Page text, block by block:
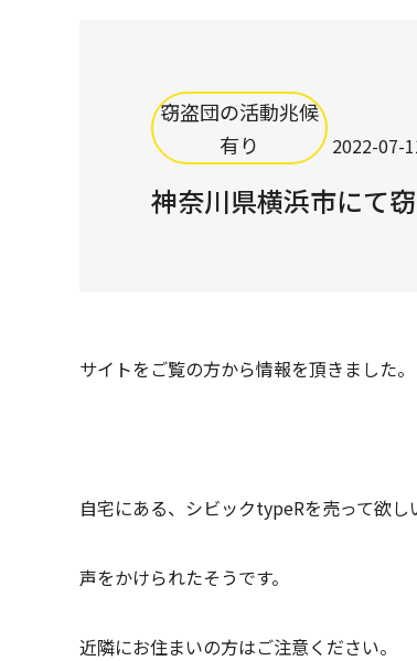
窃盗団の活動兆候
有り
2022-07-
神奈川県横浜市にて
サイトをご覧の方から情報を頂きました。
自宅にある、シビックtypeRを売って欲し
声をかけられたそうです。
近隣にお住まいの方はご注意ください。